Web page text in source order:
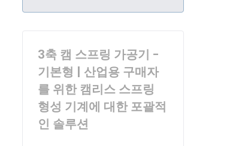
3축 캠 스프링 가공기 -
기본형 | 산업용 구매자
를 위한 캠리스 스프링
형성 기계에 대한 포괄적
인 솔루션